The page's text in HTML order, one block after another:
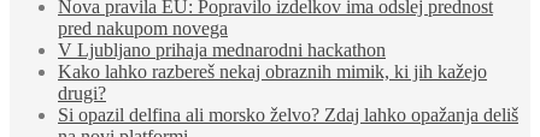
Nova pravila EU: Popravilo izdelkov ima odslej prednost
pred nakupom novega
V Ljubljano prihaja mednarodni hackathon
Kako lahko razbereš nekaj obraznih mimik, ki jih kažejo
drugi?
Si opazil delfina ali morsko želvo? Zdaj lahko opažanja deliš